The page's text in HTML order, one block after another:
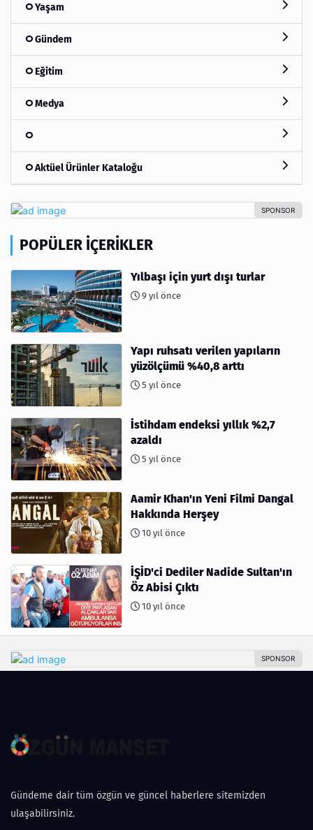
Yaşam
Gündem
Eğitim
Medya
Aktüel Ürünler Kataloğu
POPÜLER İÇERIKLER
Yılbaşı için yurt dışı turlar
9 yıl önce
Yapı ruhsatı verilen yapıların
yüzölçümü %40,8 arttı
5 yıl önce
İstihdam endeksi yıllık %2,7
azaldı
5 yıl önce
Aamir Khan'ın Yeni Filmi Dangal
Hakkında Herşey
10 yıl önce
İŞİD'ci Dediler Nadide Sultan'ın
Öz Abisi Çıktı
10 yıl önce
Gündeme dair tüm özgün ve güncel haberlere sitemizden
ulaşabilirsiniz.